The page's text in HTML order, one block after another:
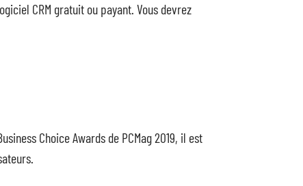
CRM gratuit ou payant. Vous devrez
Choice Awards de PCMag 2019, il est